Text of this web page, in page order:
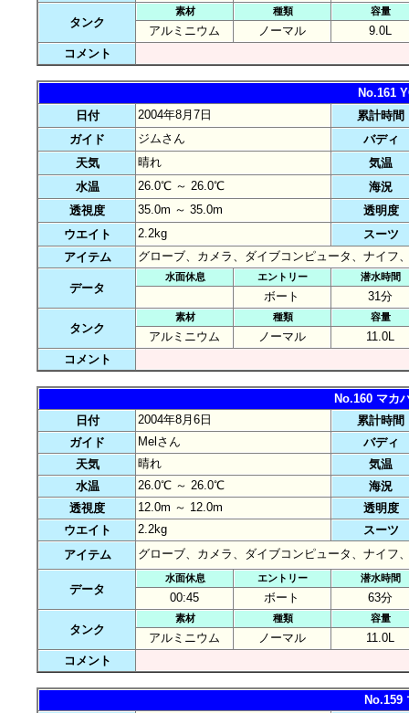
タンク
素材 種類 容量
アルミニウム ノーマル
9.0L
コメント
No.161
日付
2004年8月7日
累計時間
ガイド
ジムさん
バディ
天気
晴れ
気温
水温
26.0℃ ～ 26.0℃
海況
透視度
35.0m ～ 35.0m
透明度
ウエイト
2.2kg
スーツ
アイテム
グローブ、カメラ、ダイブコンピュータ、ナイフ
データ
水面休息 エントリー 潜水時間
ボート 31分
タンク
素材 種類 容量
アルミニウム ノーマル
11.0L
コメント
No.160 マカ
日付
2004年8月6日
累計時間
ガイド
Melさん
バディ
天気
晴れ
気温
水温
26.0℃ ～ 26.0℃
海況
透視度
12.0m ～ 12.0m
透明度
ウエイト
2.2kg
スーツ
アイテム
グローブ、カメラ、ダイブコンピュータ、ナイフ
データ
水面休息 エントリー 潜水時間
00:45 ボート 63分
タンク
素材 種類 容量
アルミニウム ノーマル
11.0L
コメント
No.159